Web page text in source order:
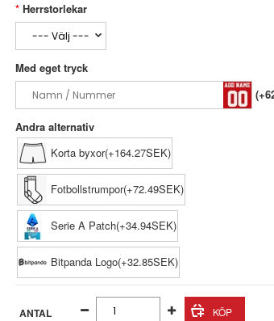
Herrstorlekar
Med eget tryck
Andra alternativ
Korta byxor(+164.27SEK)
Fotbollstrumpor(+72.49SEK)
Serie A Patch(+34.94SEK)
Bitpanda Logo(+32.85SEK)
ANTAL